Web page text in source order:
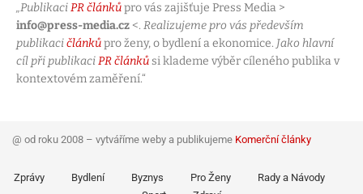
„PublikaciPR článkůpro vás zajišťuje Press Media >
info@press-media.cz <. Realizujeme pro vás především
publikacičlánkůpro ženy, o bydlení a ekonomice. Jako hlavní
cíl při publikaciPR článků si klademe výběr cíleného publika v
kontextovém zaměření.“
@ od roku 2008 – vytváříme weby a publikujeme Komerční články
Zprávy Bydlení Byznys Pro Ženy
Rady a Návody